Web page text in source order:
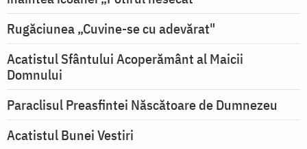
Rugăciunea „Cuvine-se cu adevărat"
Acatistul Sfântului Acoperământ al Maicii
Domnului
Paraclisul Preasfintei Născătoare de Dumnezeu
Acatistul Bunei Vestiri